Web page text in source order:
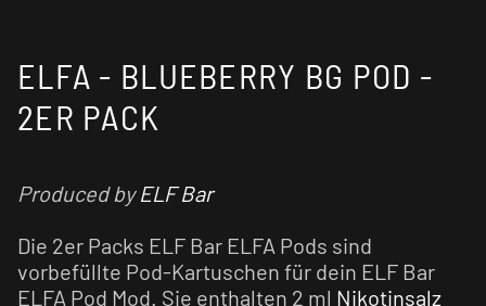
ELFA - BLUEBERRY BG POD -
2ER PACK
Produced byELF Bar
Die 2er Packs ELF Bar ELFA Pods sind
vorbefüllte Pod-Kartuschen für dein ELF Bar
ELFA Pod Mod. Sie enthalten 2 ml Nikotinsalz